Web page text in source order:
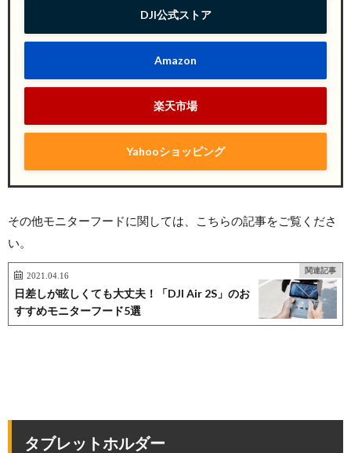
DJI公式ストア
Amazon
楽天市場
Yahooショッピング
その他モニターフードに関しては、こちらの記事をご覧くださ
い。
関連記事
2021.04.16
日差しが眩しくても大丈夫！「DJI Air 2S」のお
すすめモニターフード5選
タブレットホルダー